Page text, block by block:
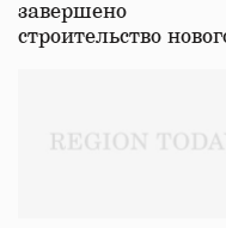
завершено
строительство